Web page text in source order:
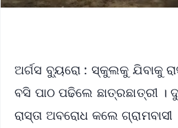
ଅର୍ଗସ ବ୍ୟୁରୋ : ସ୍କୁଲକୁ ଯିବାକୁ
ବସି ପାଠ ପଢିଲେ ଛାତ୍ରଛାତ୍ରୀ ।
ରାସ୍ତା ଅବରୋଧ କଲେ